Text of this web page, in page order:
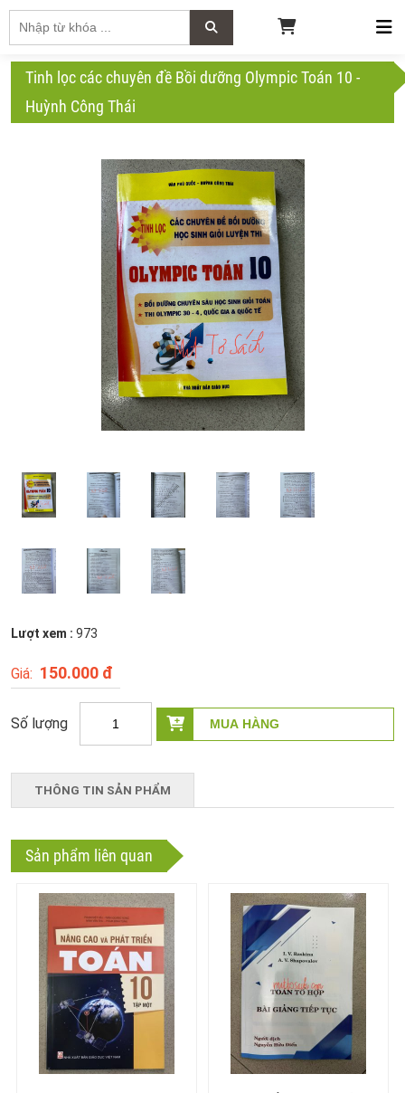
Tinh lọc các chuyên đề Bồi dưỡng Olympic Toán 10 -
Huỳnh Công Thái
Lượt xem : 973
150.000 đ
THÔNG TIN SẢN PHẨM
Sản phẩm liên quan